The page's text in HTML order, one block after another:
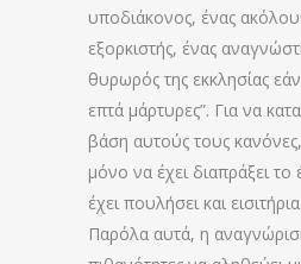
υποδιάκονος, ένας
εξορκιστής, ένας
θυρωρός της εκκλησίας
επτά μάρτυρες”. Για να
βάση αυτούς τους
μόνο να έχει διαπράξει
έχει πουλήσει και
Παρόλα αυτά, η